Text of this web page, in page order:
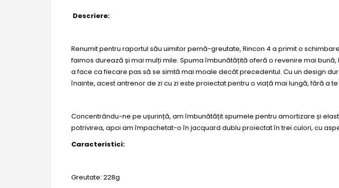
Descriere:
Renumit pentru raportul său uimitor pernă-greutate, Rincon 4 a primit o
faimos durează și mai mulți mile. Spuma îmbunătățită oferă o revenire mai
a face ca fiecare pas să se simtă mai moale decât precedentul. Cu un design
înainte, acest antrenor de zi cu zi este proiectat pentru o viață mai lungă, fără a
Concentrându-ne pe ușurință, am îmbunătățit spumele pentru amortizare și
potrivirea, apoi am împachetat-o ​​în jacquard dublu proiectat în trei culori, cu
Caracteristici:
Greutate: 228g